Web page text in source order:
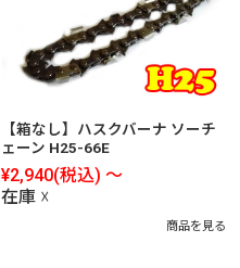
【箱なし】ハスクバーナ ソーチ
ェーン H25-66E
¥2,940(税込) ～
在庫 ☓
商品を見る